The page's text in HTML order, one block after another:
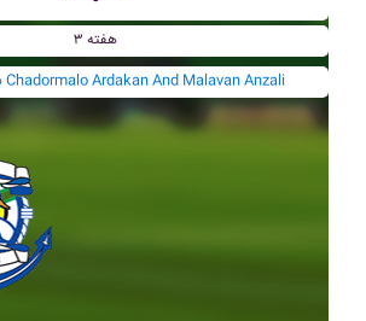
هفته ۳
بازی های گذشته Chadormalo Ardakan And Malavan Anzali